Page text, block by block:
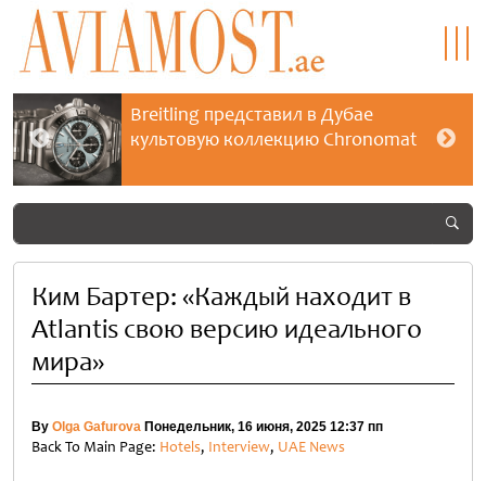
Breitling представил в Дубае
культовую коллекцию Chronomat
Ким Бартер: «Каждый находит в
Atlantis свою версию идеального
мира»
By Olga Gafurova Понедельник, 16 июня, 2025 12:37 пп
Back To Main Page: Hotels, Interview, UAE News